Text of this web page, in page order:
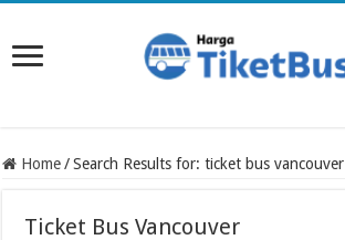
Home / Search Results for: ticket bus vancouver
Ticket Bus Vancouver